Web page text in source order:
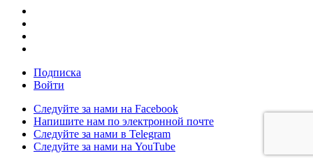
Подписка
Войти
Следуйте за нами на Facebook
Напишите нам по электронной почте
Следуйте за нами в Telegram
Следуйте за нами на YouTube